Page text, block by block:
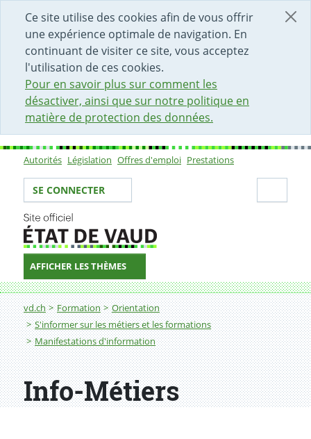
Ce site utilise des cookies afin de vous offrir
une expérience optimale de navigation. En
continuant de visiter ce site, vous acceptez
l'utilisation de ces cookies.
Pour en savoir plus sur comment les
désactiver, ainsi que sur notre politique en
matière de protection des données.
DÉBUT DU CONTENU DE LA PAGE
ACCÈS AU CHAMP DE RECHERCHE
PAGE D'ACCUEIL
FORMULAIRE DE CONTACT
Sous-navigation
Autorités Législation Offres d'emploi Prestations
Votre identité
SE CONNECTER
AFFICHER LES THÈMES
Fil d'Ariane
vd.ch Formation
Orientation
S'informer sur les métiers et les formations
Manifestations d'information
Info-Métiers